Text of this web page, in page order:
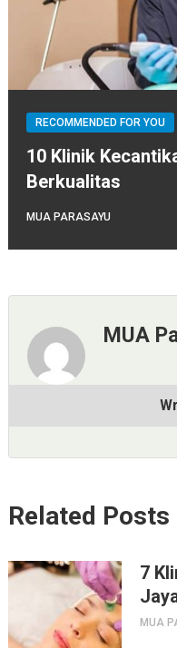
RECOMMENDED FOR YOU
10 Klinik
Berkualitas
MUA PARASAYU
MUA
Related Posts
7
MUA